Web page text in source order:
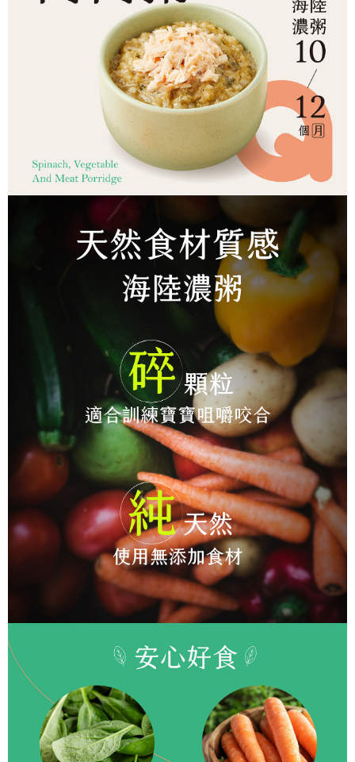
５．嚴禁一人註冊多個帳號或使用他人資訊註冊。若發現惡意使用之情形，
恩沛科技股份有限公司將有權停止該用戶之使用額度並採取法律行動。